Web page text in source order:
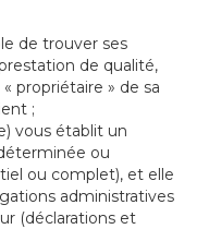
de trouver ses
de qualité,
propriétaire » de sa
;
vous établit un
ou
ou complet), et elle
administratives
(déclarations et